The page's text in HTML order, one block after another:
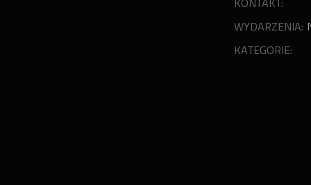
KONTAKT:
WYDARZENIA:
KATEGORIE: